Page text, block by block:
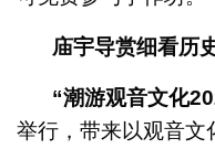
庙宇导赏细看历
“潮游观音文化
举行，带来以观音文